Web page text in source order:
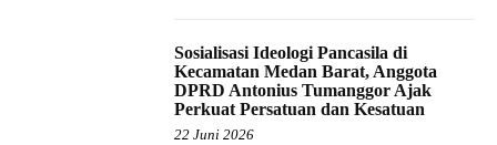
Sosialisasi Ideologi Pancasila di
Kecamatan Medan Barat, Anggota
DPRD Antonius Tumanggor Ajak
Perkuat Persatuan dan Kesatuan
22 Juni 2026